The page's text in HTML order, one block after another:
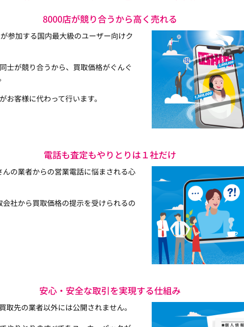
8000店が競り合うから高く売れる
参加する国内最大級のユーザー向けク
士が競り合うから、買取価格がぐんぐ
客様に代わって行います。
電話も査定もやりとりは１社だけ
の業者からの営業電話に悩まされる心
社から買取価格の提示を受けられるの
安心・安全な取引を実現する仕組み
先の業者以外には公開されません。